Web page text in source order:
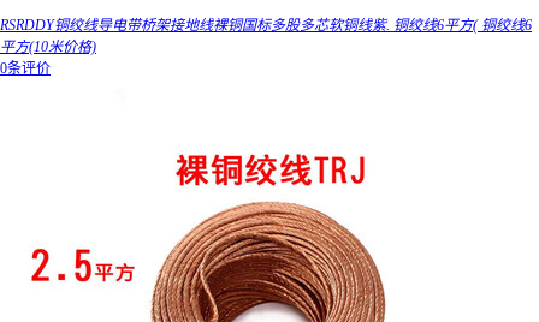
RSRDDY铜绞线导电带桥架接地线裸铜国标多股多芯软铜线紫. 铜绞线6平方( 铜绞线6
平方(10米价格)
0条评价